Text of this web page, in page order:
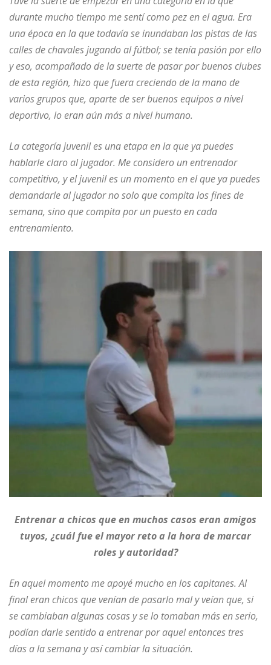
durante mucho tiempo me sentí como pez en el agua. Era
una época en la que todavía se inundaban las pistas de las
calles de chavales jugando al fútbol; se tenía pasión por ello
y eso, acompañado de la suerte de pasar por buenos clubes
de esta región, hizo que fuera creciendo de la mano de
varios grupos que, aparte de ser buenos equipos a nivel
deportivo, lo eran aún más a nivel humano.
La categoría juvenil es una etapa en la que ya puedes
hablarle claro al jugador. Me considero un entrenador
competitivo, y el juvenil es un momento en el que ya puedes
demandarle al jugador no solo que compita los fines de
semana, sino que compita por un puesto en cada
entrenamiento.
Entrenar a chicos que en muchos casos eran amigos
tuyos, ¿cuál fue el mayor reto a la hora de marcar
roles y autoridad?
En aquel momento me apoyé mucho en los capitanes. Al
final eran chicos que venían de pasarlo mal y veían que, si
se cambiaban algunas cosas y se lo tomaban más en serio,
podían darle sentido a entrenar por aquel entonces tres
días a la semana y así cambiar la situación.